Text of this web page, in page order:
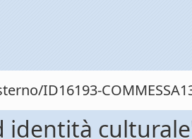
ID16193-
identità